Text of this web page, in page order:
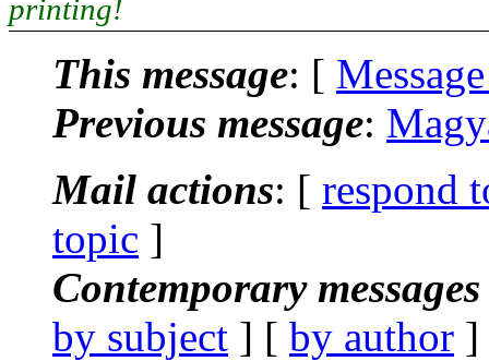
printing!
This message: [
Previous message:
Mail actions: [ respond
topic ]
Contemporary
by subject ] [ by author